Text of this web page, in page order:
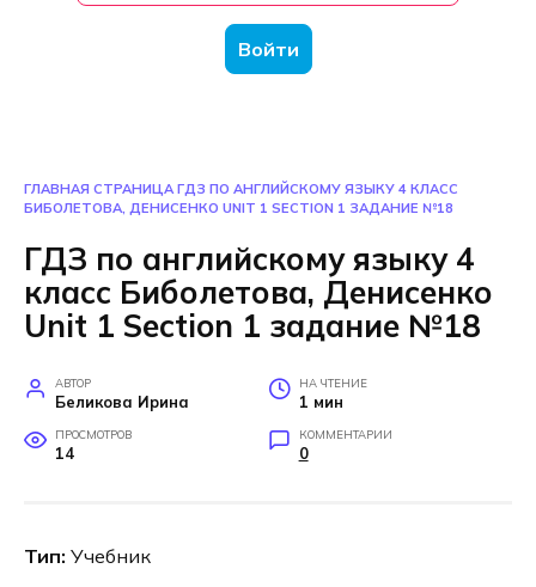
Войти
ГЛАВНАЯ СТРАНИЦА ГДЗ ПО АНГЛИЙСКОМУ ЯЗЫКУ 4 КЛАСС
БИБОЛЕТОВА, ДЕНИСЕНКО UNIT 1 SECTION 1 ЗАДАНИЕ №18
ГДЗ по английскому языку 4
класс Биболетова, Денисенко
Unit 1 Section 1 задание №18
АВТОР
Беликова Ирина
НА ЧТЕНИЕ
1 мин
ПРОСМОТРОВ
14
КОММЕНТАРИИ
0
Тип: Учебник